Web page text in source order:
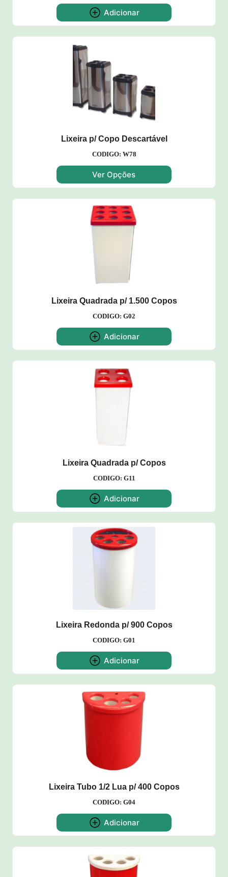
Adicionar
Lixeira p/ Copo Descartável
CODIGO: W78
Ver Opções
Lixeira Quadrada p/ 1.500 Copos
CODIGO: G02
Adicionar
Lixeira Quadrada p/ Copos
CODIGO: G11
Adicionar
Lixeira Redonda p/ 900 Copos
CODIGO: G01
Adicionar
Lixeira Tubo 1/2 Lua p/ 400 Copos
CODIGO: G04
Adicionar